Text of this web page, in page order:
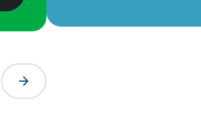
arrow_forward